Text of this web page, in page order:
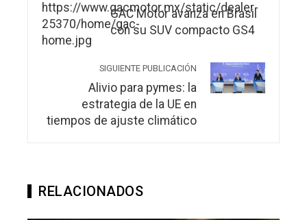
GAC Motor avanza en Brasil
con su SUV compacto GS4
SIGUIENTE PUBLICACIÓN
Alivio para pymes: la
estrategia de la UE en
tiempos de ajuste climático
RELACIONADOS